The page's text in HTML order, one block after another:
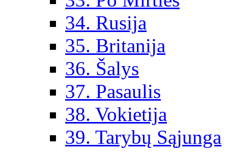
34. Rusija
35. Britanija
36. Šalys
37. Pasaulis
38. Vokietija
39. Tarybų Sąjunga